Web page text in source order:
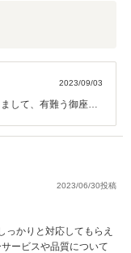
2023/09/03
して、有難う御座い
もお気軽にご相談を
いの程、宜しくお願
2023/06/30投稿
っかりと対応してもらえ
ービスや品質について